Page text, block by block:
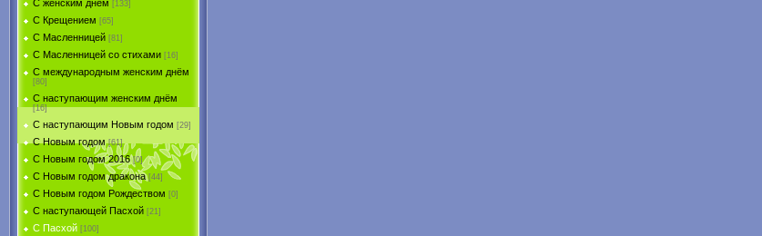
С женским днём [133]
С Крещением [65]
С Масленницей [81]
С Масленницей со стихами [16]
С международным женским днём
[80]
С наступающим женским днём
[16]
С наступающим Новым годом [29]
С Новым годом [61]
С Новым годом 2016 [0]
С Новым годом дракона [44]
С Новым годом Рождеством [0]
С наступающей Пасхой [21]
С Пасхой [100]